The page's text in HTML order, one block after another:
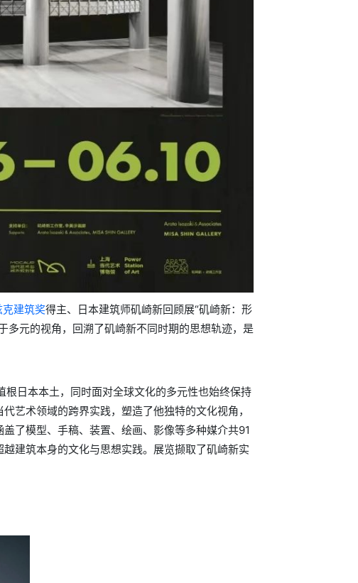
建筑奖得主、日本建筑师矶崎新回顾展“矶崎新：形
多元的视角，回溯了矶崎新不同时期的思想轨迹，是
日本本土，同时面对全球文化的多元性也始终保持
艺术领域的跨界实践，塑造了他独特的文化视角，
了模型、手稿、装置、绘画、影像等多种媒介共91
越建筑本身的文化与思想实践。展览撷取了矶崎新实